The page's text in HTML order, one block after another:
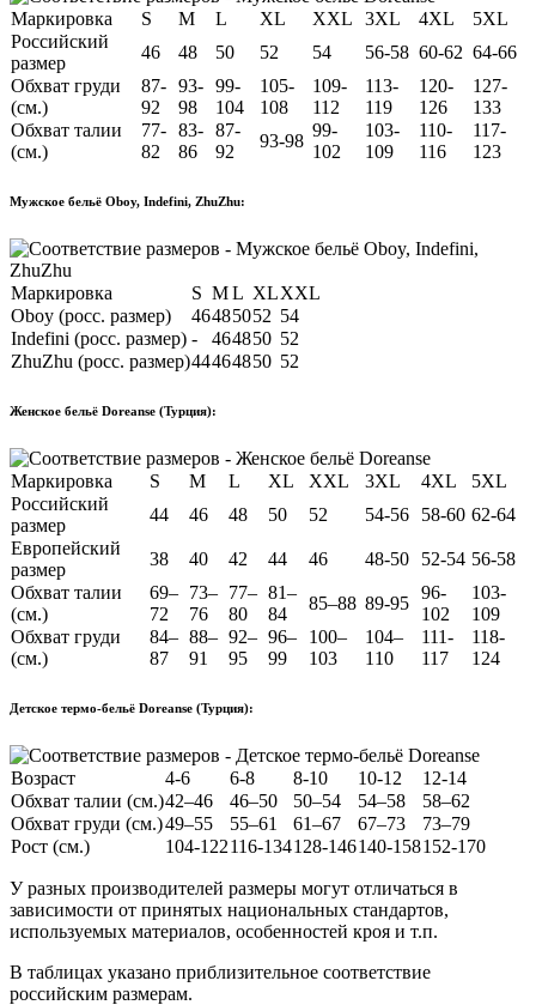
Маркировка S M L XL XXL 3XL 4XL
5XL
Российский
размер
46 48 50 52 54 56-58 60-62 64-66
Обхват груди
(см.)
87-
92
93-
98
99-
104
105-
108
109-
112
113-
119
120-
126
127-
133
Обхват талии
(см.)
77-
82
83-
86
87-
92
93-98
99-
102
103-
109
110-
116
117-
123
Мужское бельё Oboy, Indefini, ZhuZhu:
Маркировка S ML XLXXL
Oboy (росс. размер)
46485052 54
Indefini (росс. размер) - 464850 52
ZhuZhu (росс. размер)44464850 52
Женское бельё Doreanse (Турция):
Маркировка S M L XL XXL 3XL 4XL
5XL
Российский
размер
44 46 48 50 52 54-56 58-60 62-64
Европейский
размер
38 40 42 44 46 48-50 52-54 56-58
Обхват талии
(см.)
69–
72
73–
76
77–
80
81–
84
85–88 89-95
96-
102
103-
109
Обхват груди
(см.)
84–
87
88–
91
92–
95
96–
99
100–
103
104–
110
111-
117
118-
124
Детское термо-бельё Doreanse (Турция):
Возраст 4-6 6-8 8-10 10-12
12-14
Обхват талии (см.)42–46 46–50 50–54 54–58
58–62
Обхват груди (см.)49–55 55–61 61–67 67–73
73–79
Рост (см.)
104-122116-134128-146140-158152-170
У разных производителей размеры могут отличаться в
зависимости от принятых национальных стандартов,
используемых материалов, особенностей кроя и т.п.
В таблицах указано приблизительное соответствие
российским размерам.